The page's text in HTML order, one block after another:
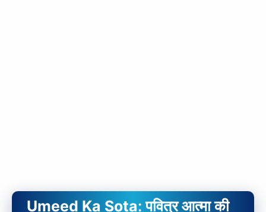
Umeed Ka Sota: पवित्र आत्मा की